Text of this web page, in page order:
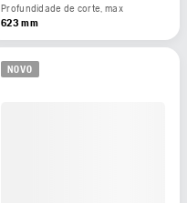
Profundidade de corte, max
623 mm
NOVO